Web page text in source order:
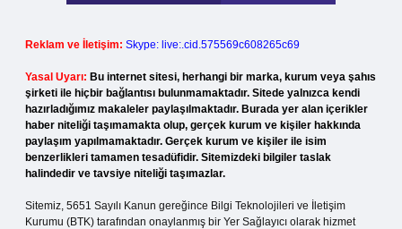
Reklam ve İletişim: Skype: live:.cid.575569c608265c69
Yasal Uyarı: Bu internet sitesi, herhangi bir marka, kurum veya şahıs
şirketi ile hiçbir bağlantısı bulunmamaktadır. Sitede yalnızca kendi
hazırladığımız makaleler paylaşılmaktadır. Burada yer alan içerikler
haber niteliği taşımamakta olup, gerçek kurum ve kişiler hakkında
paylaşım yapılmamaktadır. Gerçek kurum ve kişiler ile isim
benzerlikleri tamamen tesadüfidir. Sitemizdeki bilgiler taslak
halindedir ve tavsiye niteliği taşımazlar.
Sitemiz, 5651 Sayılı Kanun gereğince Bilgi Teknolojileri ve İletişim
Kurumu (BTK) tarafından onaylanmış bir Yer Sağlayıcı olarak hizmet